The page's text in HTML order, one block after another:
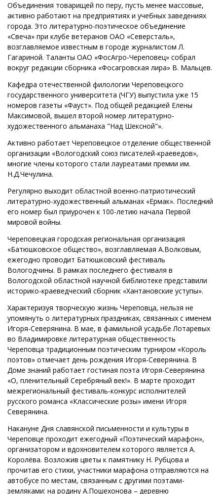
Объединения товарищей по перу, пусть менее массовые,
активно работают на предприятиях и учебных заведениях
города. Это литературно-поэтическое объединение
«Свеча» при клубе ветеранов ОАО «Северсталь»,
возглавляемое известным в городе журналистом Л.
Гагариной. Таланты ОАО «ФосАгро-Череповец» собрал
вокруг редакции сборника «Фосагровская лира» В. Мальцев.
Кафедра отечественной филологии Череповецкого
государственного университета (ЧГУ) выпустила уже 15
номеров газеты «Фауст». Под общей редакцией Елены
Максимовой, вышел второй номер литературно-
художественного альманаха "Над Шексной"».
Активно работает Череповецкое отделение общественной
организации «Вологодский союз писателей-краеведов»,
многие члены которого стали лауреатами премии им.
Н.Д.Чечулина.
Регулярно выходит областной военно-патриотический
литературно-художественный альманах «Ермак». Последний
его номер был приурочен к 100-летию начала Первой
мировой войны.
Череповецкая городская региональная организация
«Батюшковское общество», возглавляемая А.Волковым,
ежегодно проводит Батюшковский фестиваль
Вологодчины. В рамках последнего фестиваля в
Вологодской областной научной библиотеке представили
историко-краеведческий сборник «Хантановские уступы».
Характеризуя творческую жизнь Череповца, нельзя не
упомянуть о литературных праздниках, связанных с именем
Игоря-Северянина. В мае, в фамильной усадьбе Лотаревых
во Владимировке литературная общественность
Череповца традиционным поэтическим турниром «Король
поэтов» отмечает день рождения Игоря-Северянина. В
Доме знаний работает гостиная поэта Игоря-Северянина
«О, пленительный Серебряный век!». В марте проходит
межрегиональный фестиваль-конкурс исполнителей
русского романса «Классические розы» имени Игоря
Северянина.
Накануне Дня славянской письменности и культуры в
Череповце проходит ежегодный «Поэтический марафон»,
организатором и вдохновителем которого является А.
Королёва. Возложив цветы к памятнику Н. Рубцова и
прочитав его стихи, участники марафона отправляются на
автобусе по местам, связанным с другими поэтами-
земляками: на родину А.Пошехонова – деревню